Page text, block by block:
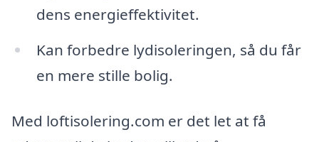
dens energieffektivitet.
Kan forbedre lydisoleringen, så du får
en mere stille bolig.
Med loftisolering.com er det let at få